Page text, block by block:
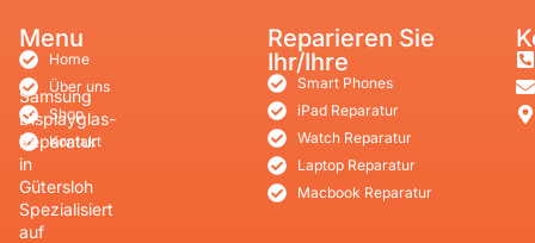
Samsung
Displayglas-
Reparatur
in
Gütersloh
Spezialisiert
auf
Menu
Home
Über uns
Shop
Kontakt
Reparieren Sie
Ihr/Ihre
Smart Phones
iPad Reparatur
Watch Reparatur
Laptop Reparatur
Macbook Reparatur